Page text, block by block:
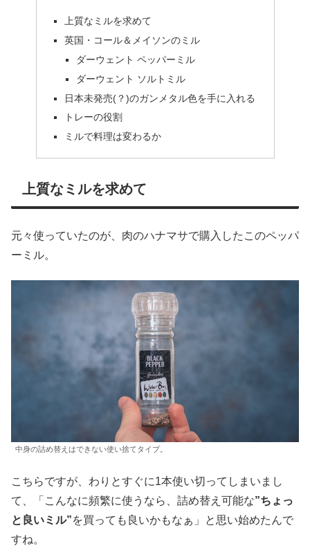
上質なミルを求めて
英国・コール＆メイソンのミル
ダーウェント ペッパーミル
ダーウェント ソルトミル
日本未発売(？)のガンメタル色を手に入れる
トレーの役割
ミルで料理は変わるか
上質なミルを求めて
元々使っていたのが、肉のハナマサで購入したこのペッパ
ーミル。
中身の詰め替えはできない使い捨てタイプ。
こちらですが、わりとすぐに1本使い切ってしまいまし
て、「こんなに頻繁に使うなら、詰め替え可能な”ちょっ
と良いミル”を買っても良いかもなぁ」と思い始めたんで
すね。